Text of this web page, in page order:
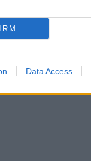
Data Access